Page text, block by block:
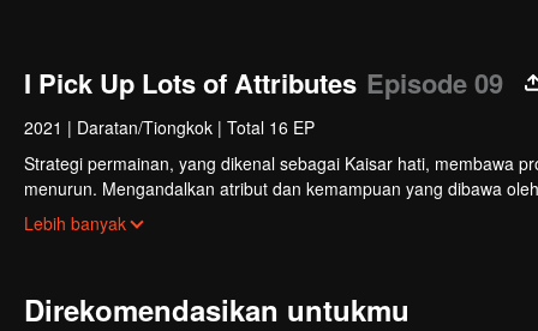
I Pick Up Lots of Attributes Episode 09
2021 | Daratan/Tiongkok | Total 16 EP
Strategi permainan, yang dikenal sebagai Kaisar hati, membawa
menurun. Mengandalkan atribut dan kemampuan yang dibawa
game, dia mengalahkan musuh kuat yang tak terhitung jumlahnya
Dia pertama kali memecahkan masalah internal dan eksternal
Lebih banyak
Direkomendasikan untukmu